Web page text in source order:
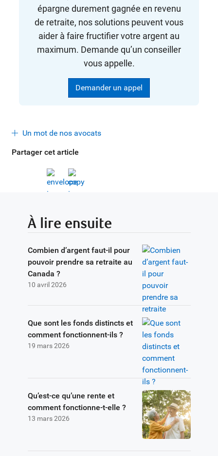
Partager cet article
épargne durement gagnée en revenu
de retraite, nos solutions peuvent vous
aider à faire fructifier votre argent au
maximum. Demande qu’un conseiller
vous appelle.
Demander un appel
Un mot de nos avocats
À lire ensuite
10 avril 2026
Combien d’argent faut-il pour
pouvoir prendre sa retraite au
Canada ?
19 mars 2026
Que sont les fonds distincts et
comment fonctionnent-ils ?
13 mars 2026
Qu’est-ce qu’une rente et
comment fonctionne-t-elle ?